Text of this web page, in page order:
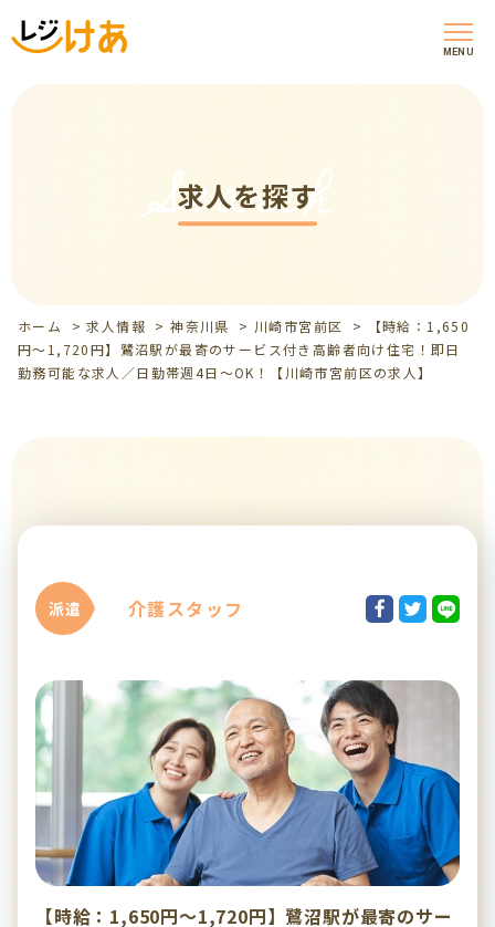
MENU
求人を探す
Search
ホーム >求人情報 >神奈川県 > 川崎市宮前区 >
【時給：1,650
円～1,720円】鷺沼駅が最寄のサービス付き高齢者向け住宅！即日
勤務可能な求人／日勤帯週4日～OK！【川崎市宮前区の求人】
派遣 介護スタッフ
【時給：1,650円～1,720円】鷺沼駅が最寄のサー